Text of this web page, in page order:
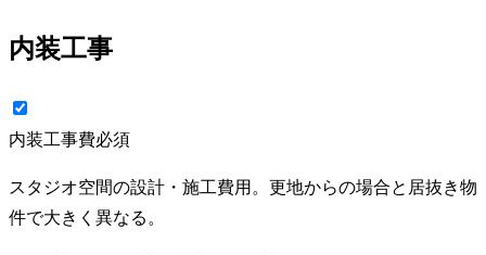
内装工事
内装工事費必須
スタジオ空間の設計・施工費用。更地からの場合と居抜き物
件で大きく異なる。